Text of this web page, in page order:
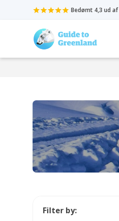
Bedømt 4,3 ud af
Filter by: